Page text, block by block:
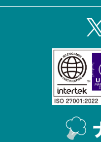
メール自動転送機能
ナレカンの紹介動画
プライバシーポリシー
Androidタブレットアプリ